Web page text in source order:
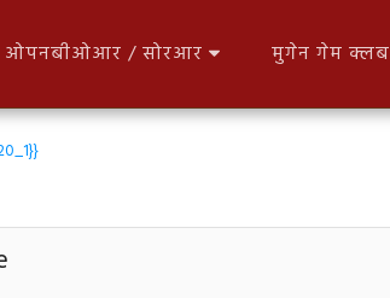
ओपनबीओआर / सोरआर मुगेन गेम क्लब